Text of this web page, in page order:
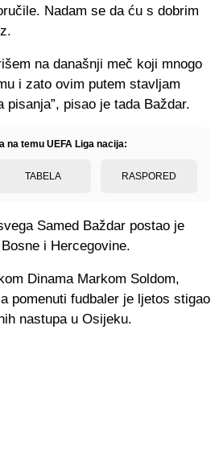
Nadam se da ću s dobrim
na današnji meč koji mnogo
i zato ovim putem stavljam
pisanja”, pisao je tada Baždar.
na temu UEFA Liga nacija:
TABELA RASPORED
Samed Baždar postao je
i Hercegovine.
Dinama Markom Soldom,
pomenuti fudbaler je ljetos stigao
nastupa u Osijeku.